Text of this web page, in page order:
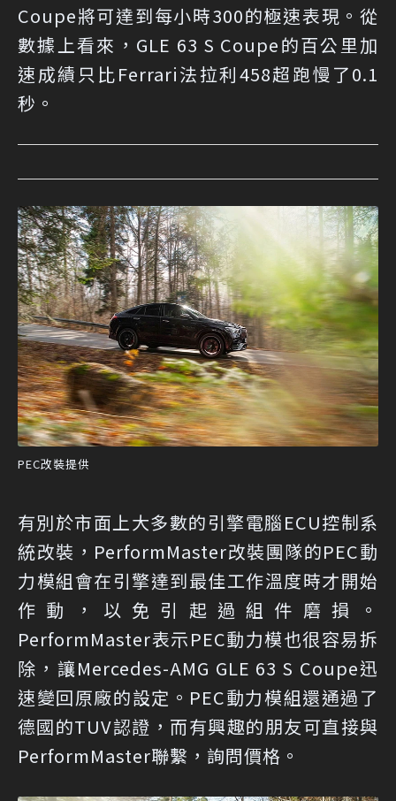
Coupe將可達到每小時300的極速表現。從
數據上看來，GLE 63 S Coupe的百公里加
速成績只比Ferrari法拉利458超跑慢了0.1
秒。
PEC改裝提供
有別於市面上大多數的引擎電腦ECU控制系
統改裝，PerformMaster改裝團隊的PEC動
力模組會在引擎達到最佳工作溫度時才開始
作動，以免引起過組件磨損。
PerformMaster表示PEC動力模也很容易拆
除，讓Mercedes-AMG GLE 63 S Coupe迅
速變回原廠的設定。PEC動力模組還通過了
德國的TUV認證，而有興趣的朋友可直接與
PerformMaster聯繫，詢問價格。